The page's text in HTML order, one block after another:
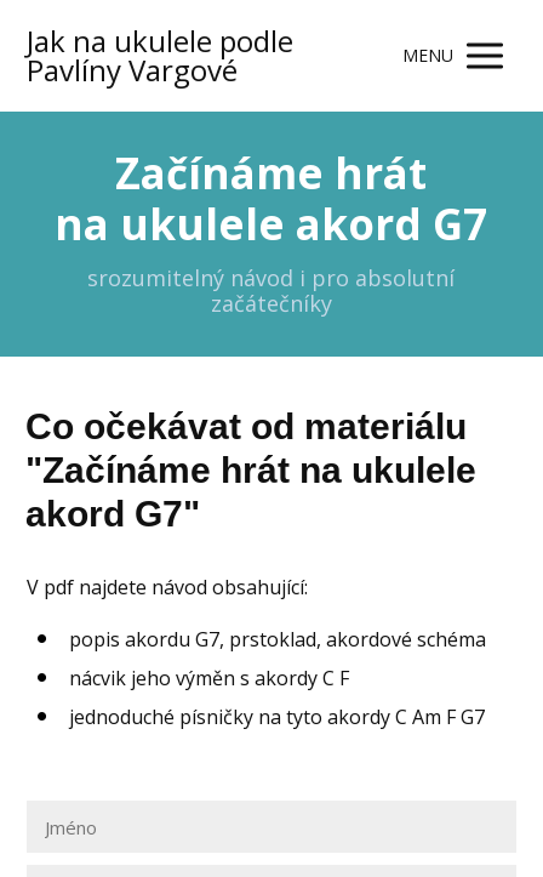
Jak na ukulele podle
Pavlíny Vargové MENU
Začínáme hrát
na ukulele akord G7
srozumitelný návod i pro absolutní
začátečníky
Co očekávat od materiálu
"Začínáme hrát na ukulele
akord G7"
V pdf najdete návod obsahující:
popis akordu G7, prstoklad, akordové schéma
nácvik jeho výměn s akordy C F
jednoduché písničky na tyto akordy C Am F G7